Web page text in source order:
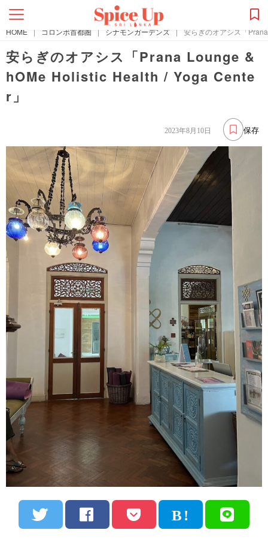
HOME | コロンボ首都圏 | シナモンガーデンズ | 安らぎのオアシス「
安らぎのオアシス「Prana Lounge &
hOMe Holistic Health / Yoga Cente
r」
保存
2023年8月10日